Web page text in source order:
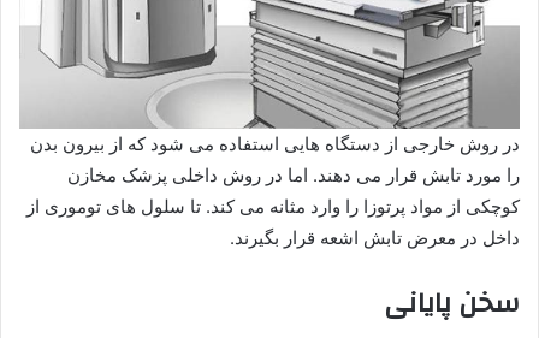
در روش خارجی از دستگاه هایی استفاده می شود که از بیرون بدن
را مورد تابش قرار می دهند. اما در روش داخلی پزشک مخازن
کوچکی از مواد پرتوزا را وارد مثانه می کند. تا سلول های توموری از
داخل در معرض تابش اشعه قرار بگیرند.
سخن پایانی